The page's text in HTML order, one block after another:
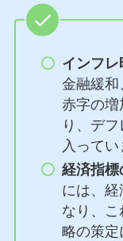
インフ
金融緩和
赤字の増
り、デ
入ってい
経済指標
には、
なり、
略の策定